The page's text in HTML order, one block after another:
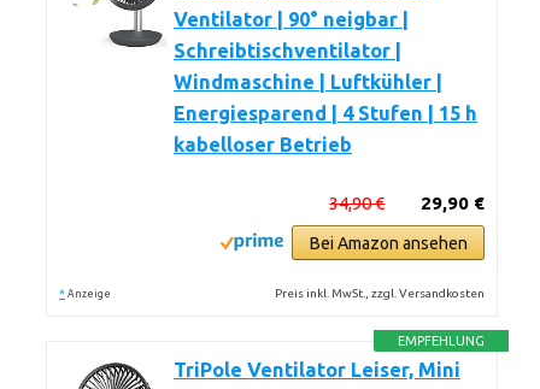
Ventilator | 90° neigbar |
Schreibtischventilator |
Windmaschine | Luftkühler |
Energiesparend | 4 Stufen | 15 h
kabelloser Betrieb
29,90 €
34,90 €
Bei Amazon ansehen
* Anzeige Preis inkl. MwSt., zzgl. Versandkosten
EMPFEHLUNG
TriPole Ventilator Leiser, Mini